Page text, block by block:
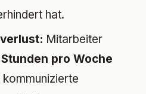
hat.
Mitarbeiter
pro Woche